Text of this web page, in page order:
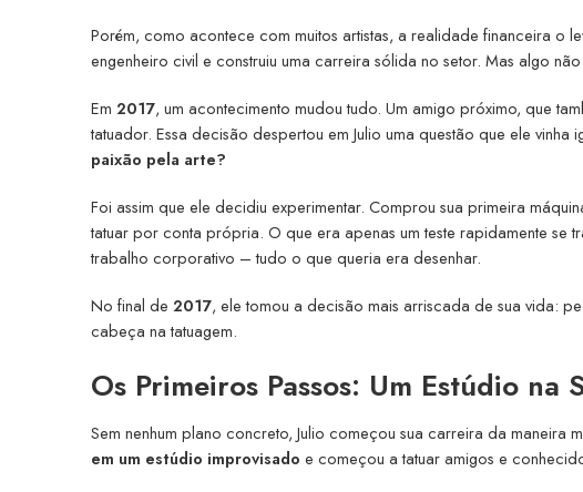
Porém, como acontece com muitos artistas, a realidade financeira o
engenheiro civil e construiu uma carreira sólida no setor. Mas algo
Em 2017, um acontecimento mudou tudo. Um amigo próximo, que
tatuador. Essa decisão despertou em Julio uma questão que ele vinha
paixão pela arte?
Foi assim que ele decidiu experimentar. Comprou sua primeira
tatuar por conta própria. O que era apenas um teste rapidamente se
trabalho corporativo – tudo o que queria era desenhar.
No final de 2017, ele tomou a decisão mais arriscada de sua vida:
cabeça na tatuagem.
Os Primeiros Passos: Um Estúdio na
Sem nenhum plano concreto, Julio começou sua carreira da maneira
em um estúdio improvisado e começou a tatuar amigos e